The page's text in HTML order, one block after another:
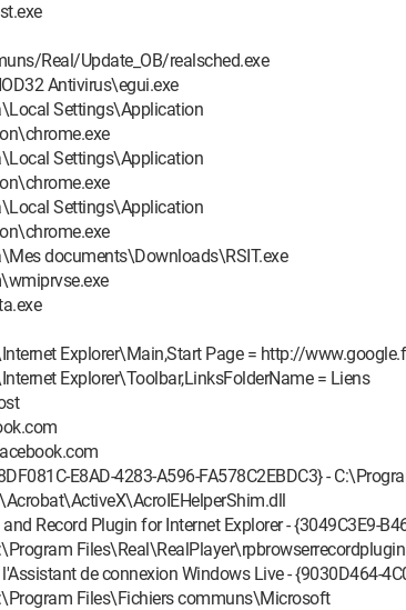
Real/Update_OB/realsched.exe
Antivirus\egui.exe
Settings\Application
Settings\Application
Settings\Application
documents\Downloads\RSIT.exe
Explorer\Main,Start Page = http://
Explorer\Toolbar,LinksFolderName = Liens
E8AD-4283-A596-FA578C2EBDC3} -
Record Plugin for Internet Explorer - {3049C3E9-
de connexion Windows Live - {9030D464-
Files\Fichiers communs\Microsoft